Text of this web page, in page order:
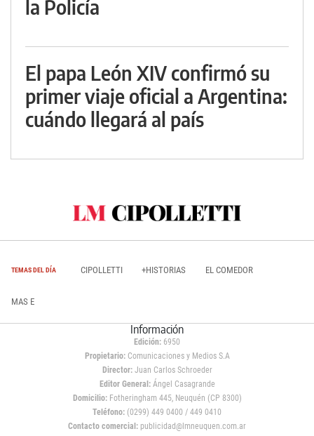
la Policía
El papa León XIV confirmó su
primer viaje oficial a Argentina:
cuándo llegará al país
TEMAS DEL DÍA CIPOLLETTI +HISTORIAS EL COMEDOR
MAS E
Información
Edición: 6950
Propietario:Comunicaciones y Medios S.A
Director: Juan Carlos Schroeder
Editor General:Ángel Casagrande
Domicilio:Fotheringham 445, Neuquén (CP 8300)
Teléfono: (0299) 449 0400 / 449 0410
Contacto comercial: publicidad@lmneuquen.com.ar